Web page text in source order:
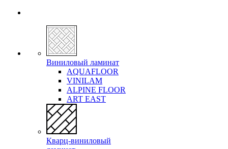
Виниловый ламинат
AQUAFLOOR
VINILAM
ALPINE FLOOR
ART EAST
Кварц-виниловый